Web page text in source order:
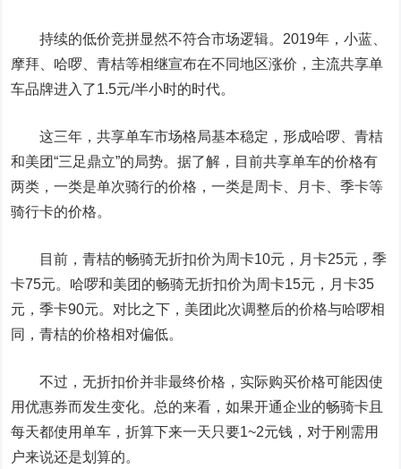
持续的低价竞拼显然不符合市场逻辑。2019年，小蓝、
摩拜、哈啰、青桔等相继宣布在不同地区涨价，主流共享单
车品牌进入了1.5元/半小时的时代。
这三年，共享单车市场格局基本稳定，形成哈啰、青桔
和美团“三足鼎立”的局势。据了解，目前共享单车的价格有
两类，一类是单次骑行的价格，一类是周卡、月卡、季卡等
骑行卡的价格。
目前，青桔的畅骑无折扣价为周卡10元，月卡25元，季
卡75元。哈啰和美团的畅骑无折扣价为周卡15元，月卡35
元，季卡90元。对比之下，美团此次调整后的价格与哈啰相
同，青桔的价格相对偏低。
不过，无折扣价并非最终价格，实际购买价格可能因使
用优惠券而发生变化。总的来看，如果开通企业的畅骑卡且
每天都使用单车，折算下来一天只要1~2元钱，对于刚需用
户来说还是划算的。